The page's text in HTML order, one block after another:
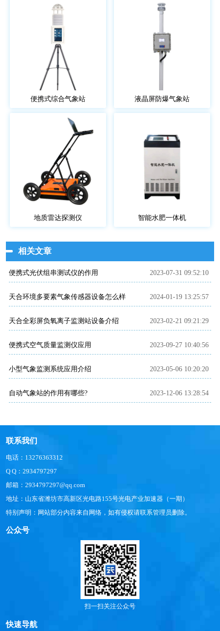
便携式综合气象站 液晶屏防爆气象站
地质雷达探测仪 智能水肥一体机
相关文章
便携式光伏组串测试仪的作用 2023-07-31 09:52:10
天合环境多要素气象传感器设备怎么样 2024-01-19 13:25:57
天合全彩屏负氧离子监测站设备介绍 2023-02-21 09:21:29
便携式空气质量监测仪应用 2023-09-27 10:40:56
小型气象监测系统应用介绍 2023-05-06 10:20:20
自动气象站的作用有哪些? 2023-12-06 13:28:54
联系我们
电话：13276363312
Q Q：2934797297
邮箱：2934797297@qq.com
地址：山东省潍坊市高新区光电路155号光电产业加速器（一期）
特别声明：网站部分内容来自网络，如有侵权请联系管理员删除。
公众号
扫一扫关注公众号
快速导航